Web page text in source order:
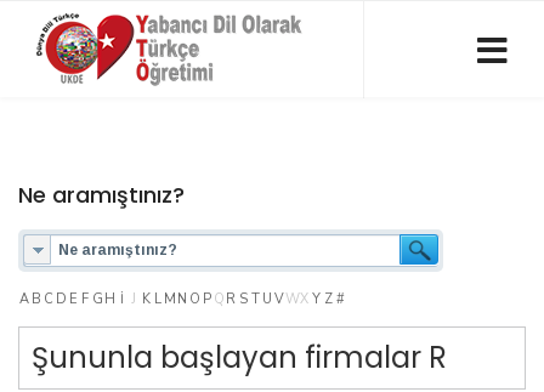
Ne aramıştınız?
A B C D E F G H I J K L M N O P Q R S T U VWX Y Z #
Şununla başlayan firmalar R